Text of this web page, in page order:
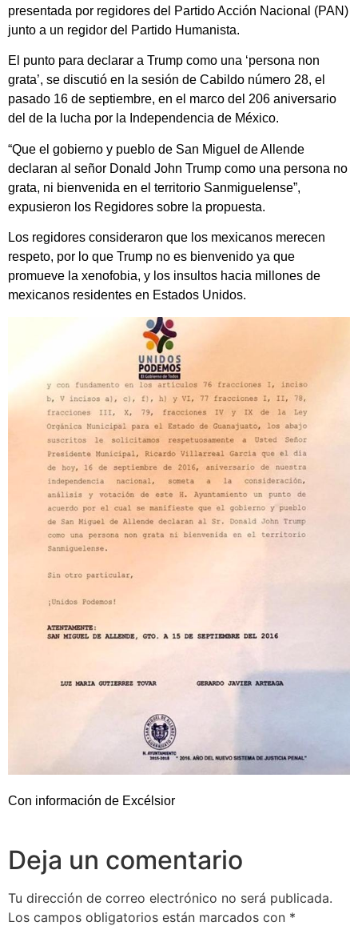
presentada por regidores del Partido Acción Nacional (PAN)
junto a un regidor del Partido Humanista.
El punto para declarar a Trump como una ‘persona non
grata’, se discutió en la sesión de Cabildo número 28, el
pasado 16 de septiembre, en el marco del 206 aniversario
del de la lucha por la Independencia de México.
“Que el gobierno y pueblo de San Miguel de Allende
declaran al señor Donald John Trump como una persona no
grata, ni bienvenida en el territorio Sanmiguelense”,
expusieron los Regidores sobre la propuesta.
Los regidores consideraron que los mexicanos merecen
respeto, por lo que Trump no es bienvenido ya que
promueve la xenofobia, y los insultos hacia millones de
mexicanos residentes en Estados Unidos.
Con información de Excélsior
Deja un comentario
Tu dirección de correo electrónico no será publicada.
Los campos obligatorios están marcados con *